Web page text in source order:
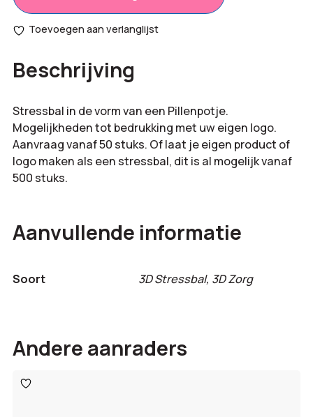
Bestelling
€0,00
Toevoegen aan verlanglijst
Beschrijving
Stressbal in de vorm van een Pillenpotje.
Mogelijkheden tot bedrukking met uw eigen logo.
Aanvraag vanaf 50 stuks. Of laat je eigen product of
logo maken als een stressbal, dit is al mogelijk vanaf
500 stuks.
Aanvullende informatie
Soort 3D Stressbal, 3D Zorg
Andere aanraders
Toevoegen
aan